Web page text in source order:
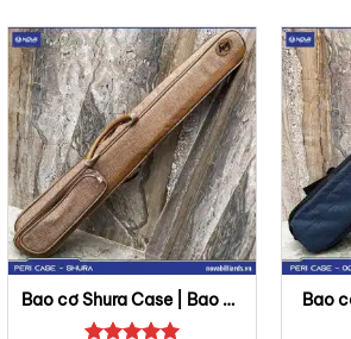
theo
xếp
hạng
trung
bình
Bao cơ Shura Case | Bao cơ
Peri
Bao